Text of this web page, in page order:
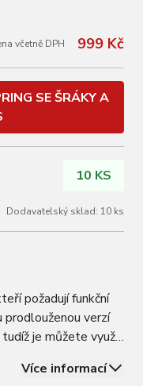
včetně DPH 999 Kč
SE ŠRÁKY A
10 KS
Dodavatelský sklad: 10 ks
požadují funkční
prodlouženou verzí
je můžete využít
jednoduchý
Více informací